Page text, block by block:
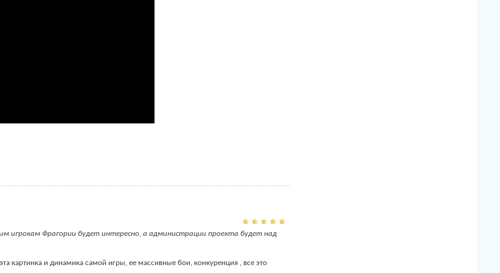
игрокам Фрагории будет интересно, а администрации проекта будет над
картинка и динамика самой игры, ее массивные бои, конкуренция , все это